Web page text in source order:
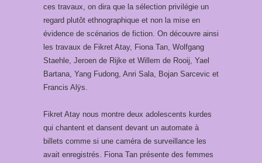
ces travaux, on dira que la sélection privilégie un
regard plutôt ethnographique et non la mise en
évidence de scénarios de fiction. On découvre ainsi
les travaux de Fikret Atay, Fiona Tan, Wolfgang
Staehle, Jeroen de Rijke et Willem de Rooij, Yael
Bartana, Yang Fudong, Anri Sala, Bojan Sarcevic et
Francis Alÿs.
Fikret Atay nous montre deux adolescents kurdes
qui chantent et dansent devant un automate à
billets comme si une caméra de surveillance les
avait enregistrés. Fiona Tan présente des femmes